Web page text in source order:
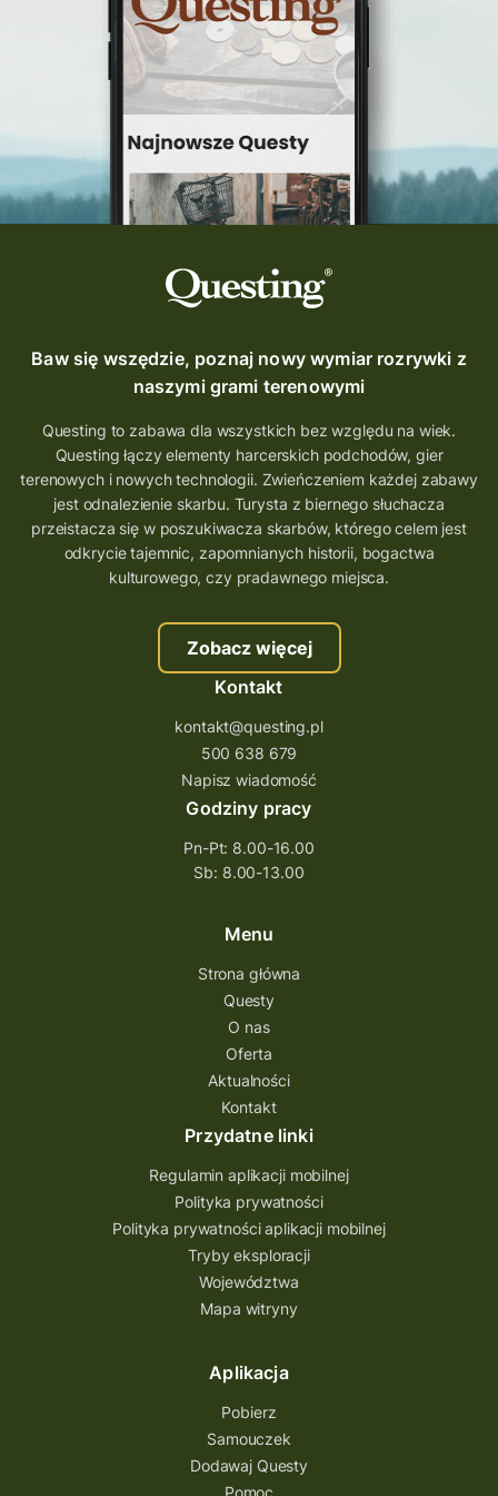
Questing Świętokrzyskie
questing śląskie
Quest Szlak Przygody
przygoda
nowy quest
najlepsze questy
wycieczki
turystyka przygodowa
Szlak Przygody
szkolenie
szkło
scieżka questingowa
questy w Polsce
questujznami
QUESTOMANIA
questing.pl
Quest Koziołek Matołek
gra miejska
co zobaczyć na Śląsku
aplikacja questy
aplikacja gry terenowe
wielkopolskie questy
wakacje z questami
trenerzy questingu
szkolenie tworzenie questów
szkolenie questing
Stefan Żeromski
ścieżka
Rzeszów
questy świętokrzyskie
questujwpolsce
questuj z nami
questingwyprawa po skarb
questingowy projekt współpracy
questing wielkopolska
Questing Przecławski
Questing Łódzkie
questing gry terenowe
Quest Świętokrzyskie
quest na szlaku Przygody
Quest Bolestraszyce
Quest Arboretum
Przecław Quest
projekt
Pogórze Dynowskie
Partnerstwo Questingu
Park Etnograficzny w Tokarni
Park Etnograficzny
natura
mazowieckie
Hutniczy Ostrowiec
gry terenowe
gry edukacyjne
Baw się wszędzie, poznaj nowy wymiar rozrywki z
naszymi grami terenowymi
Questing to zabawa dla wszystkich bez względu na wiek.
Questing łączy elementy harcerskich podchodów, gier
terenowych i nowych technologii. Zwieńczeniem każdej zabawy
jest odnalezienie skarbu. Turysta z biernego słuchacza
przeistacza się w poszukiwacza skarbów, którego celem jest
odkrycie tajemnic, zapomnianych historii, bogactwa
kulturowego, czy pradawnego miejsca.
Zobacz więcej
Kontakt
kontakt@questing.pl
500 638 679
Napisz wiadomość
Godziny pracy
Pn-Pt: 8.00-16.00
Sb: 8.00-13.00
Menu
Strona główna
Questy
O nas
Oferta
Aktualności
Kontakt
Przydatne linki
Regulamin aplikacji mobilnej
Polityka prywatności
Polityka prywatności aplikacji mobilnej
Tryby eksploracji
Województwa
Mapa witryny
Aplikacja
Pobierz
Samouczek
Dodawaj Questy